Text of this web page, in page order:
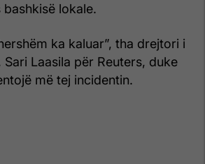
lokale.
ka kaluar”, tha drejtori i
Laasila për Reuters, duke
më tej incidentin.